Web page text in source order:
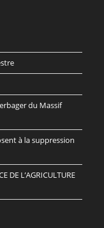
du Massif
à la suppression
DE L’AGRICULTURE